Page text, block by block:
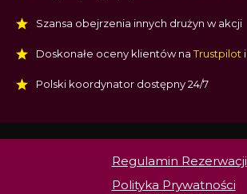
Szansa obejrzenia innych drużyn w akcji
Doskonałe oceny klientów naTrustpilot i
Polski koordynator dostępny 24/7
Regulamin Rezerwacji
Polityka Prywatności